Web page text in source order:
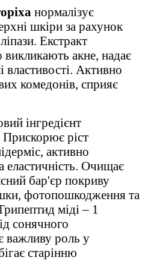
нормалізує
шкіри за рахунок
Екстракт
викликають акне, надає
властивості. Активно
комедонів, сприяє
інгредієнт
Прискорює ріст
активно
еластичність. Очищає
бар'єр покриву
фотопошкодження та
міді – 1
сонячного
важливу роль у
старінню